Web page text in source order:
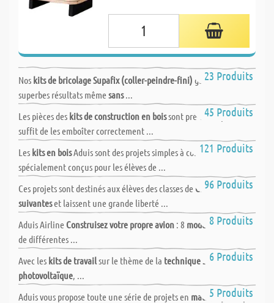
23 Produits
Nos kits de bricolage Supafix (coller-peindre-fini) garantit de
superbes résultats mêmesans...
45 Produits
Maquettes en bois
Les pièces des kits de construction en boissont pré-découpées et il
suffit de les emboîter correctement ...
121 Produits
de 7 à 12 ans
Les kits en boisAduis sont des projets simples à construire,
spécialement conçus pour les élèves de ...
96 Produits
Projets de 10 à 15 ans
Ces projets sont destinés aux élèves des classes de CM2 et
suivanteset laissent une grande liberté ...
8 Produits
Projets/Maquettes d'avions- Planeur à lancer
Aduis Airline Construisez votre propre avion : 8 modèles d'avions
de différentes ...
6 Produits
Technique solaire
Avec les kits de travailsur le thème de la technique solaire ou du
photovoltaïque
5 Produits
Projets en matière plastique
Aduis vous propose toute une série de projets en matière plastique